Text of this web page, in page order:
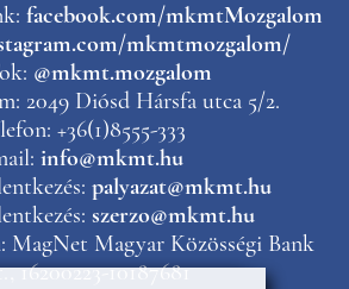
facebook.com/mkmtMozgalom
mkmtmozgalom/
@mkmt.mozgalom
2049 Diósd Hársfa utca 5/2.
+36(1)8555-333
info@mkmt.hu
palyazat@mkmt.hu
szerzo@mkmt.hu
MagNet Magyar Közösségi Bank
16200223-10187681